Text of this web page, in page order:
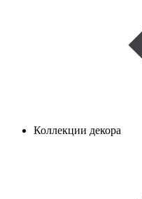
Коллекции декора